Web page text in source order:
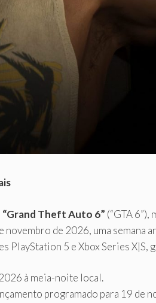
Theft Auto 6” (“GTA
de 2026, uma semana
PlayStation 5 e Xbox Series
à meia-noite local.
programado para 19 de